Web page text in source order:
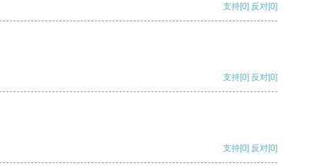
支持[0] 反对[0]
支持[0] 反对[0]
支持[0] 反对[0]